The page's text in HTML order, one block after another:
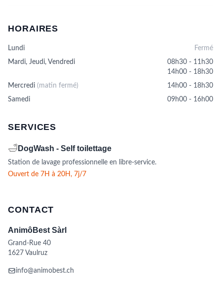
HORAIRES
Lundi Fermé
Mardi, Jeudi, Vendredi
08h30 - 11h30
14h00 - 18h30
Mercredi (matin fermé)
14h00 - 18h30
Samedi
09h00 - 16h00
SERVICES
🛁 DogWash - Self toilettage
Station de lavage professionnelle en libre-service.
Ouvert de 7H à 20H, 7j/7
CONTACT
AnimôBest Sàrl
Grand-Rue 40
1627 Vaulruz
info@animobest.ch